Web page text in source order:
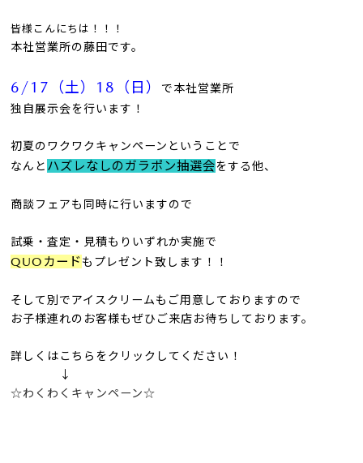
皆様 こんにちは！！！
本社営業所の藤田です。
6/17（土）18（日）
で本社営業所
独自展示会を行います！
初夏のワクワクキャンペーンということで
なんと ハズレなしのガラポン抽選会をする他、
商談フェアも同時に行いますので
試乗・査定・見積もりいずれか実施で
QUOカード もプレゼント致します！！
そして別でアイスクリームもご用意しておりますので
お子様連れのお客様もぜひご来店お待ちしております。
詳しくはこちらをクリックしてください！
↓
☆わくわくキャンペーン☆